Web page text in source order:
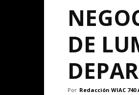
DE
Por Redacción WIAC 740